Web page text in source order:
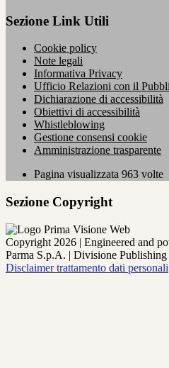
Sezione Link Utili
Cookie policy
Note legali
Informativa Privacy
Ufficio Relazioni con il
Dichiarazione di accessibilità
Obiettivi di accessibilità
Whistleblowing
Gestione consensi cookie
Amministrazione trasparente
Pagina visualizzata 963 volte
Sezione Copyright
Copyright 2026 | Engineered and
Parma S.p.A. | Divisione
Disclaimer trattamento dati personali